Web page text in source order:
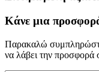
Κάνε μια
Παρακαλώ
να λάβει την προσφορά